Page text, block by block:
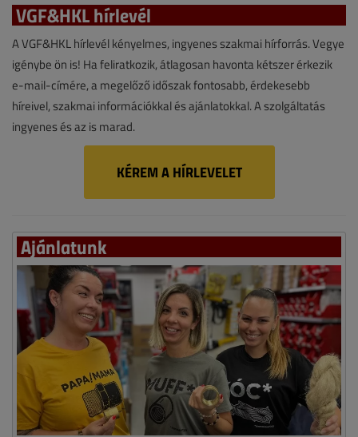
VGF&HKL hírlevél
A VGF&HKL hírlevél kényelmes, ingyenes szakmai hírforrás. Vegye
igénybe ön is! Ha feliratkozik, átlagosan havonta kétszer érkezik
e-mail-címére, a megelőző időszak fontosabb, érdekesebb
híreivel, szakmai információkkal és ajánlatokkal. A szolgáltatás
ingyenes és az is marad.
KÉREM A HÍRLEVELET
Ajánlatunk